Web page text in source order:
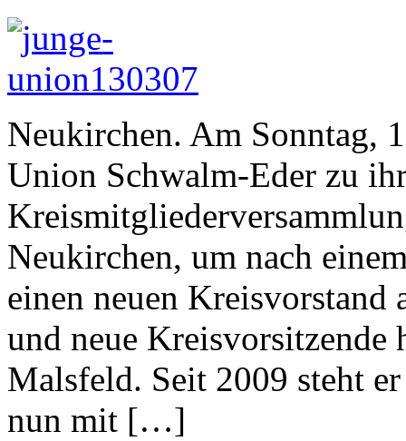
Neukirchen. Am Sonntag,
Union Schwalm-Eder zu
Neukirchen, um nach
einen neuen Kreisvorstand
und neue
Malsfeld. Seit 2009 steht
nun mit […]